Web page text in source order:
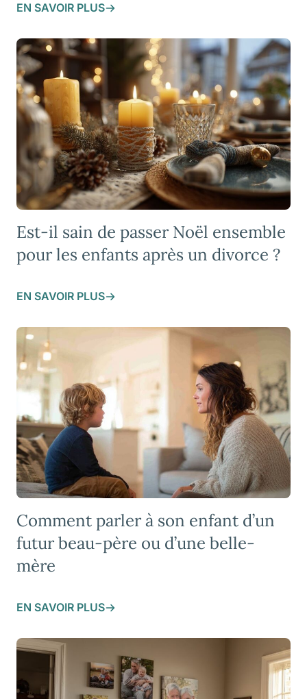
EN SAVOIR PLUS
Est-il sain de passer Noël ensemble
pour les enfants après un divorce ?
EN SAVOIR PLUS
Comment parler à son enfant d’un
futur beau-père ou d’une belle-
mère
EN SAVOIR PLUS